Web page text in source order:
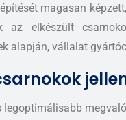
magasan
az elkészült
alapján, vállalat
legoptimálisabb